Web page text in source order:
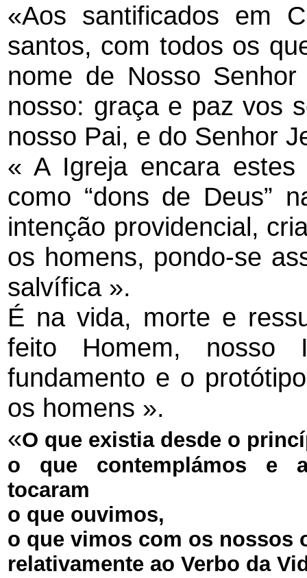
«Aos santificados em
santos, com todos os
nome de Nosso
nosso: graça e paz vos
nosso Pai, e do Senhor
« A Igreja encara estes
como “dons de Deus”
intenção providencial,
os homens, pondo-se
salvífica ».
É na vida, morte e
feito Homem,
fundamento e o
os homens ».
«O que existia desde o
o que contemplámos e
tocaram
o que ouvimos,
o que vimos com os nossos
relativamente ao Verbo da